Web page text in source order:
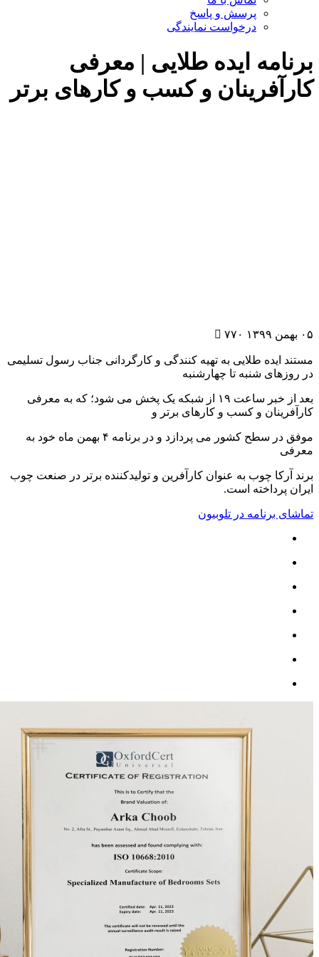
پرسش و پاسخ
درخواست نمایندگی
ایده طلایی | معرفی
و کسب و کارهای برتر
۷۷۰
طلایی به تهیه کنندگی و کارگردانی جناب رسول تسلیمی
شنبه تا چهارشنبه
بعد از خبر ساعت ۱۹ از شبکه یک پخش می شود؛ که به معرفی
و کسب و کارهای برتر و
موفق در سطح کشور می پردازد و در برنامه ۴ بهمن ماه خود به
چوب به عنوان کارآفرین و تولیدکننده برتر در صنعت چوب
است.
در تلوبیون